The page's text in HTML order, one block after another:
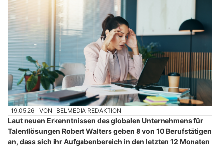
19.05.26 VON BELMEDIA REDAKTION
Laut neuen Erkenntnissen des globalen Unternehmens für
Talentlösungen Robert Walters geben 8 von 10 Berufstätigen
an, dass sich ihr Aufgabenbereich in den letzten 12 Monaten